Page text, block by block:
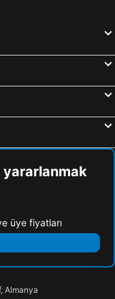
yararlanmak
üye fiyatları
Almanya